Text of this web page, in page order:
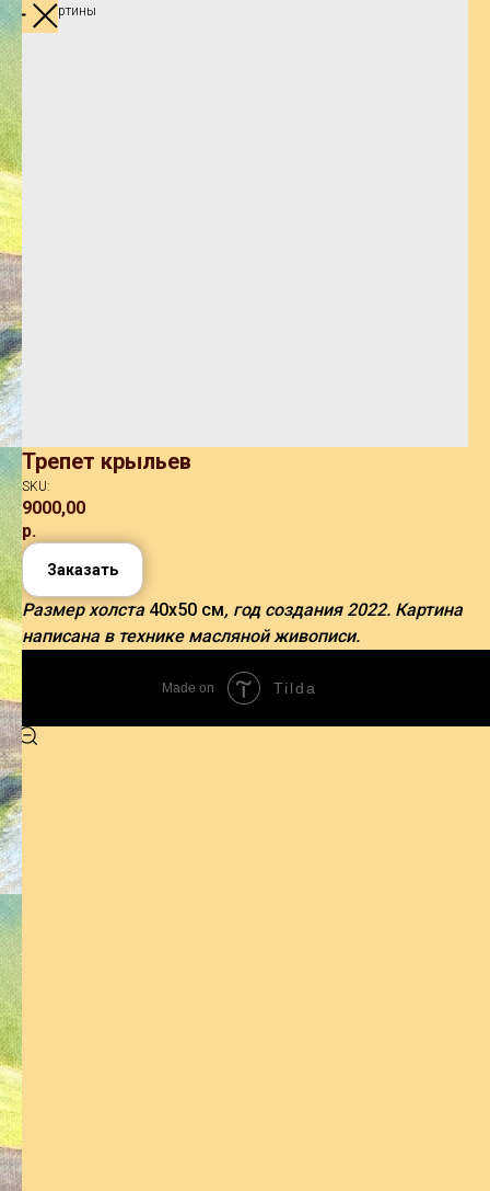
Другие картины
Трепет крыльев
SKU:
9000,00
р.
Заказать
Размер холста40х50 см, год создания 2022. Картина
написана в технике масляной живописи.
Made on Tilda